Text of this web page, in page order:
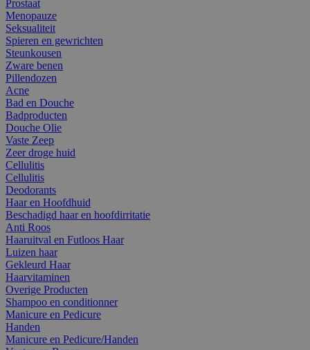
Prostaat
Menopauze
Seksualiteit
Spieren en gewrichten
Steunkousen
Zware benen
Pillendozen
Acne
Bad en Douche
Badproducten
Douche Olie
Vaste Zeep
Zeer droge huid
Cellulitis
Cellulitis
Deodorants
Haar en Hoofdhuid
Beschadigd haar en hoofdirritatie
Anti Roos
Haaruitval en Futloos Haar
Luizen haar
Gekleurd Haar
Haarvitaminen
Overige Producten
Shampoo en conditionner
Manicure en Pedicure
Handen
Manicure en Pedicure/Handen